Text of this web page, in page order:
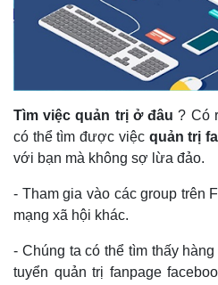
Tìm việc quản trị ở đâu ? Có
có thể tìm được việc quản trị
với bạn mà không sợ lừa đảo.
- Tham gia vào các group trên
mạng xã hội khác.
- Chúng ta có thể tìm thấy
tuyển quản trị fanpage